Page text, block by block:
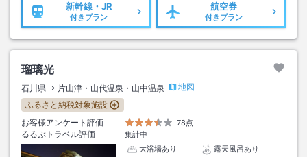
新幹線・JR
付きプラン
航空券
付きプラン
瑠璃光
石川県 片山津・山代温泉・山中温泉
地図
ふるさと納税対象施設
お客様アンケート評価
78点
るるぶトラベル評価
集計中
大浴場あり
露天風呂あり